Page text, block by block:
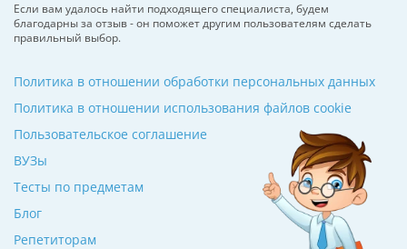
Если вам удалось найти подходящего специалиста, будем
благодарны за отзыв - он поможет другим пользователям сделать
правильный выбор.
ВУЗы
Тесты по предметам
Блог
Репетиторам
Политика в отношении обработки персональных данных
Политика в отношении использования файлов cookie
Пользовательское соглашение